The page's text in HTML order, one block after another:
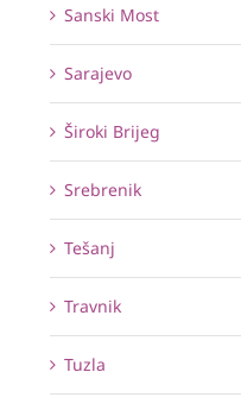
Sanski Most
Sarajevo
Široki Brijeg
Srebrenik
Tešanj
Travnik
Tuzla